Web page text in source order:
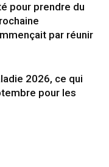
pour prendre du
par réunir
2026, ce qui
pour les